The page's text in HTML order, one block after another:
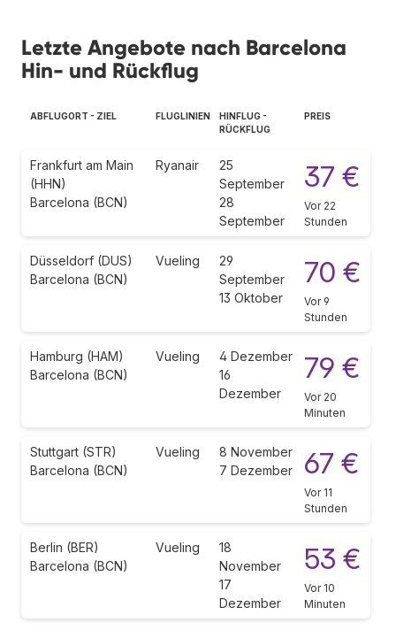
Letzte Angebote nach Barcelona
Hin- und Rückflug
ABFLUGORT - ZIEL FLUGLINIEN
HINFLUG -
RÜCKFLUG
PREIS
Frankfurt am Main
(HHN)
Barcelona (BCN)
Ryanair
25
September
28
September
37 €
Vor 22
Stunden
Düsseldorf (DUS)
Barcelona (BCN)
Vueling
29
September
13 Oktober
70 €
Vor 9
Stunden
Hamburg (HAM)
Barcelona (BCN)
Vueling
4 Dezember
16
Dezember
79 €
Vor 20
Minuten
Stuttgart (STR)
Barcelona (BCN)
Vueling
8 November
7 Dezember
67 €
Vor 11
Stunden
Berlin (BER)
Barcelona (BCN)
Vueling
18
November
17
Dezember
53 €
Vor 10
Minuten